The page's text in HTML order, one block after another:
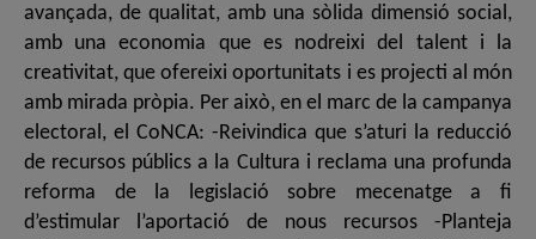
avançada, de qualitat, amb una sòlida dimensió social,
amb una economia que es nodreixi del talent i la
creativitat, que ofereixi oportunitats i es projecti al món
amb mirada pròpia. Per això, en el marc de la campanya
electoral, el CoNCA: -Reivindica que s’aturi la reducció
de recursos públics a la Cultura i reclama una profunda
reforma de la legislació sobre mecenatge a fi
d’estimular l’aportació de nous recursos -Planteja